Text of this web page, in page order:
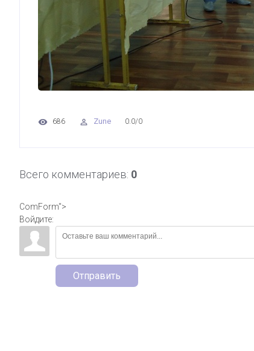
686 Zune 0.0/0
Всего комментариев: 0
ComForm">
Войдите:
Отправить